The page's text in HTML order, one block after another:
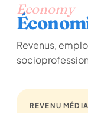
Economy
Revenus,
REVENU